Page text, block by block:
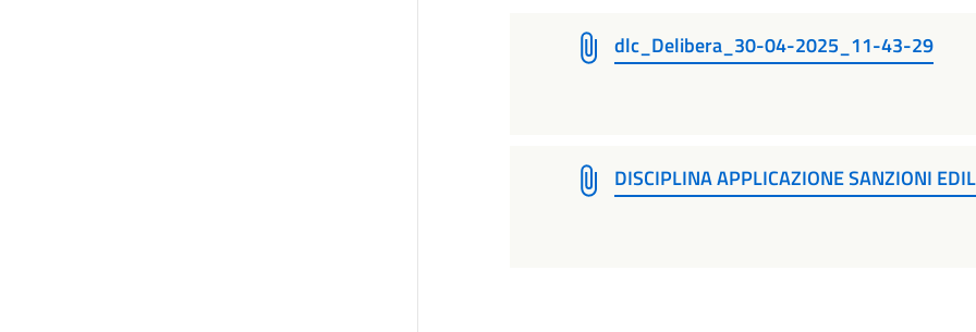
dlc_Delibera_30-04-2025_11-43-29
DISCIPLINA APPLICAZIONE SANZIONI